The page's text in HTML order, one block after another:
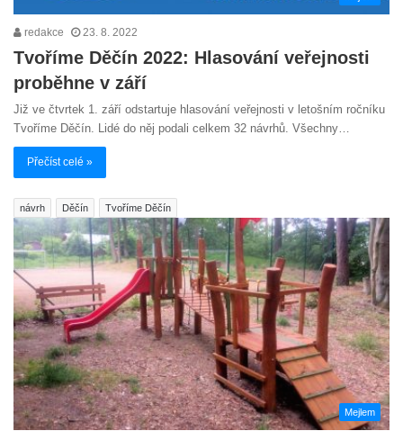
redakce 23. 8. 2022
Tvoříme Děčín 2022: Hlasování veřejnosti
proběhne v září
Již ve čtvrtek 1. září odstartuje hlasování veřejnosti v letošním ročníku
Tvoříme Děčín. Lidé do něj podali celkem 32 návrhů. Všechny…
Přečíst celé »
návrh Děčín Tvoříme Děčín
Mejlem